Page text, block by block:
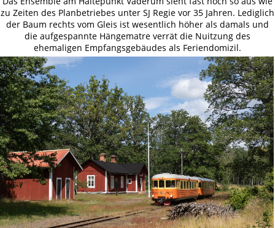
zu Zeiten des Planbetriebes unter SJ Regie vor 35 Jahren. Lediglich
der Baum rechts vom Gleis ist wesentlich höher als damals und
die aufgespannte Hängematre verrät die Nuitzung des
ehemaligen Empfangsgebäudes als Feriendomizil.